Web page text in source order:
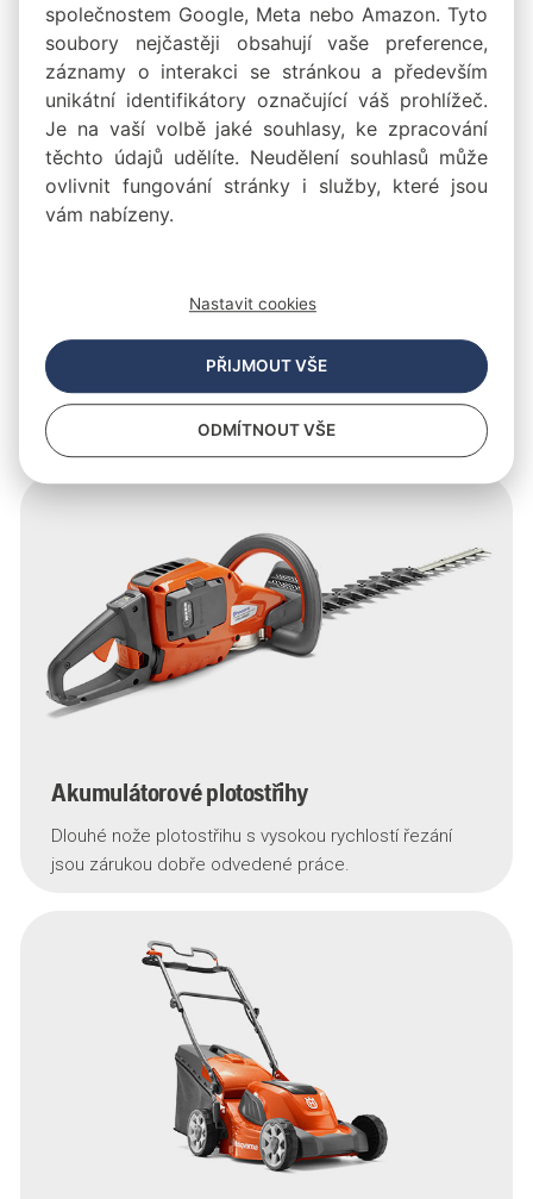
Akumulátorové foukače
Tiché a výkonné stroje pro účinné uklízení listí,
odpadu a dalších nečistot.
Akumulátorové plotostřihy
Dlouhé nože plotostřihu s vysokou rychlostí řezání
jsou zárukou dobře odvedené práce.
společnostem Google, Meta nebo Amazon. Tyto
soubory nejčastěji obsahují vaše preference,
záznamy o interakci se stránkou a především
unikátní identifikátory označující váš prohlížeč.
Je na vaší volbě jaké souhlasy, ke zpracování
těchto údajů udělíte. Neudělení souhlasů může
ovlivnit fungování stránky i služby, které jsou
vám nabízeny.
Nastavit cookies
PŘIJMOUT VŠE
ODMÍTNOUT VŠE